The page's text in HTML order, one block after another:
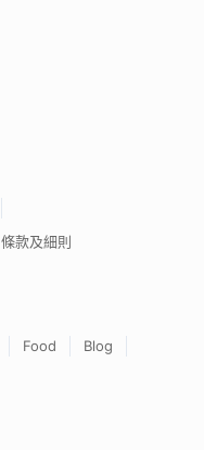
條款及細則
Food
Blog